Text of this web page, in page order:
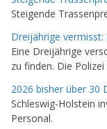
Steigende
Dreijährige
Eine Dreijährige
zu finden. Die
2026 bisher über 30
Schleswig-Holstein
Personal.